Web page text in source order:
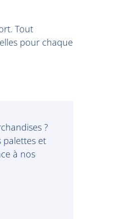
Tout
pour chaque
?
palettes et
à nos